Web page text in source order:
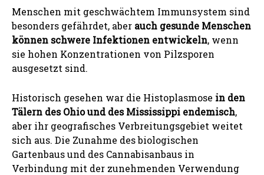
Menschen mit geschwächtem Immunsystem sind
besonders gefährdet, aber auch gesunde Menschen
können schwere Infektionen entwickeln, wenn
sie hohen Konzentrationen von Pilzsporen
ausgesetzt sind.
Historisch gesehen war die Histoplasmose in den
Tälern des Ohio und des Mississippi endemisch,
aber ihr geografisches Verbreitungsgebiet weitet
sich aus. Die Zunahme des biologischen
Gartenbaus und des Cannabisanbaus in
Verbindung mit der zunehmenden Verwendung